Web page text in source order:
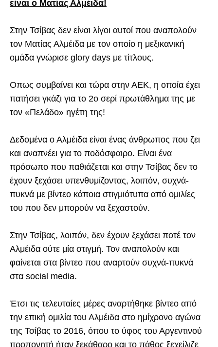
είναι ο Ματίας Αλμέιδα!
Στην Τσίβας δεν είναι λίγοι αυτοί που αναπολούν
τον Ματίας Αλμέιδα με τον οποίο η μεξικανική
ομάδα γνώρισε glory days με τίτλους.
Οπως συμβαίνει και τώρα στην ΑΕΚ, η οποία έχει
πατήσει γκάζι για το 2ο σερί πρωτάθλημα της με
τον «Πελάδο» ηγέτη της!
Δεδομένα ο Αλμέιδα είναι ένας άνθρωπος που ζει
και αναπνέει για το ποδόσφαιρο. Είναι ένα
πρόσωπο που παθιάζεται και στην Τσίβας δεν το
έχουν ξεχάσει υπενθυμίζοντας, λοιπόν, συχνά-
πυκνά με βίντεο κάποια στιγμιότυπα από ομιλίες
του που δεν μπορούν να ξεχαστούν.
Στην Τσίβας, λοιπόν, δεν έχουν ξεχάσει ποτέ τον
Αλμέιδα ούτε μία στιγμή. Τον αναπολούν και
φαίνεται στα βίντεο που αναρτούν συχνά-πυκνά
στα social media.
Έτσι τις τελευταίες μέρες αναρτήθηκε βίντεο από
την επική ομιλία του Αλμέιδα στο ημίχρονο αγώνα
της Τσίβας το 2016, όπου το ύφος του Αργεντινού
προπονητή ήταν ξεκάθαρο και το πάθος ξεχείλιζε